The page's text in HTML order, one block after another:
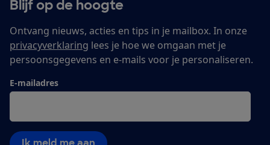
Blijf op de hoogte
Ontvang nieuws, acties en tips in je mailbox. In onze
privacyverklaring lees je hoe we omgaan met je
persoonsgegevens en e-mails voor je personaliseren.
E-mailadres